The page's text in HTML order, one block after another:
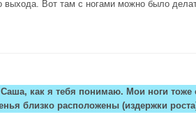
выхода. Вот там с ногами можно было
как я тебя понимаю. Мои ноги тоже
близко расположены (издержки